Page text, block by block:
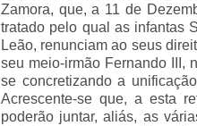
Zamora, que, a 11 de
tratado pelo qual as infantas
Leão, renunciam ao seus
seu meio-irmão Fernando III,
se concretizando a
Acrescente-se que, a esta
poderão juntar, aliás, as